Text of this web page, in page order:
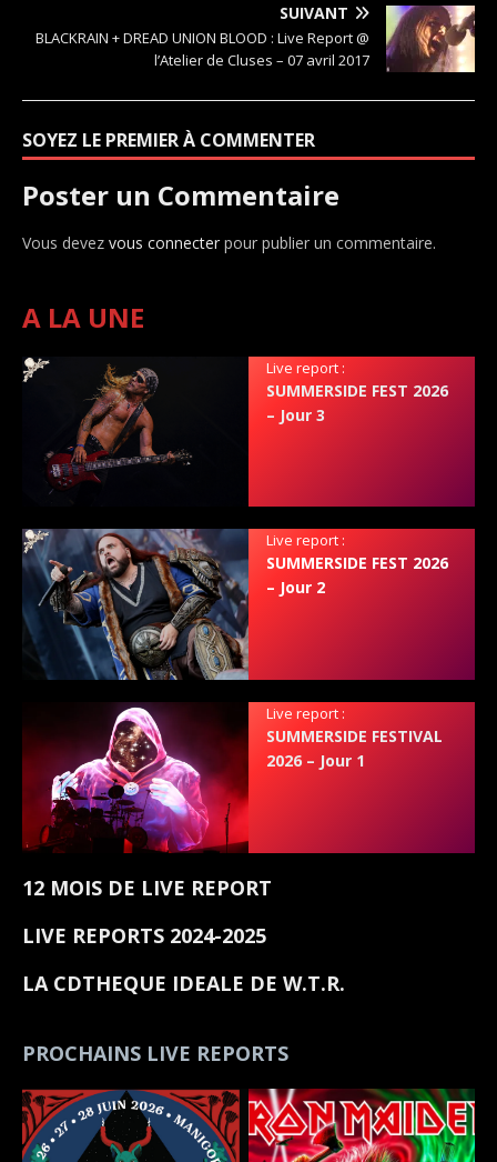
SUIVANT
BLACKRAIN + DREAD UNION BLOOD : Live Report @
l’Atelier de Cluses – 07 avril 2017
SOYEZ LE PREMIER À COMMENTER
Poster un Commentaire
Vous devez vous connecter pour publier un commentaire.
A LA UNE
Live report :
SUMMERSIDE FEST 2026
– Jour 3
Live report :
SUMMERSIDE FEST 2026
– Jour 2
Live report :
SUMMERSIDE FESTIVAL
2026 – Jour 1
12 MOIS DE LIVE REPORT
LIVE REPORTS 2024-2025
LA CDTHEQUE IDEALE DE W.T.R.
PROCHAINS LIVE REPORTS